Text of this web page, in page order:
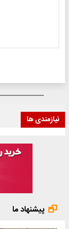
نیازمندی ها
پیشنهاد ما